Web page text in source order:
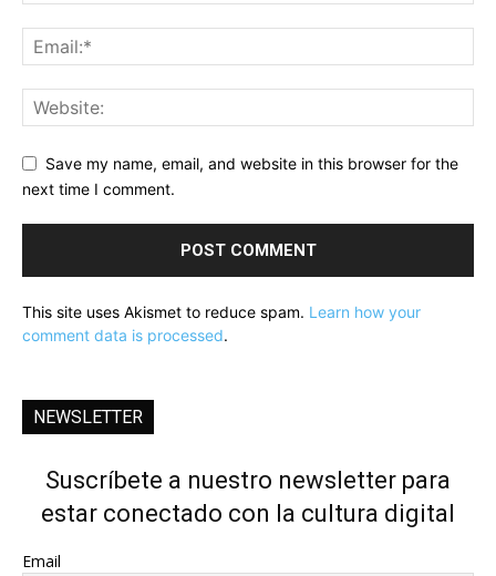
Save my name, email, and website in this browser for the
next time I comment.
This site uses Akismet to reduce spam. Learn how your
comment data is processed.
NEWSLETTER
Suscríbete a nuestro newsletter para
estar conectado con la cultura digital
Email